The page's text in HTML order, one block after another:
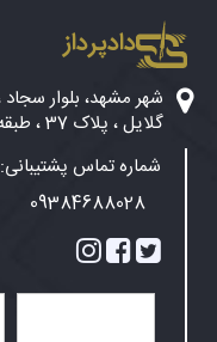
دادپرداز
گلایل ، پلاک 37 ، طبقه همکف
شماره تماس پشتیبانی:
09384688028